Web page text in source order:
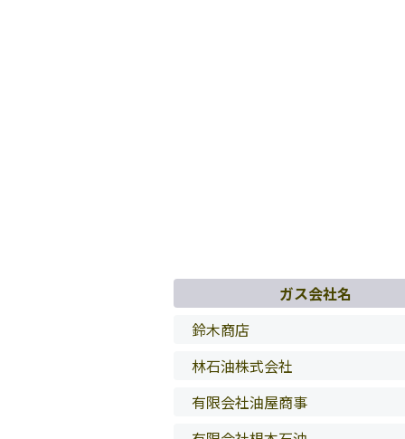
ガス会社名
鈴木商店
林石油株式会社
有限会社油屋商事